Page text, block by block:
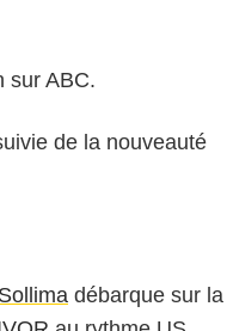
sur ABC.
de la nouveauté
débarque sur la